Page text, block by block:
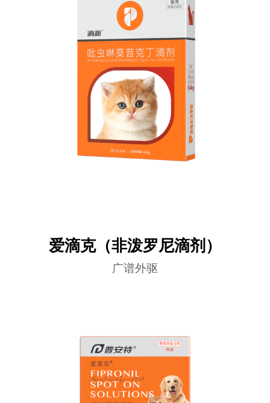
爱滴克（非泼罗尼滴剂）
广谱外驱